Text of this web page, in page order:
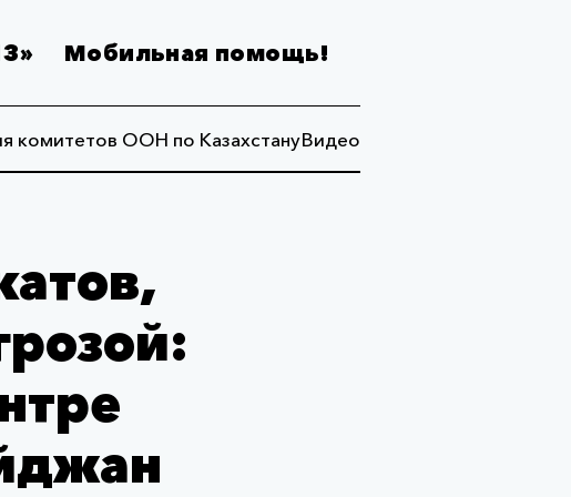
Мобильная помощь!
комитетов ООН по КазахстануВидео